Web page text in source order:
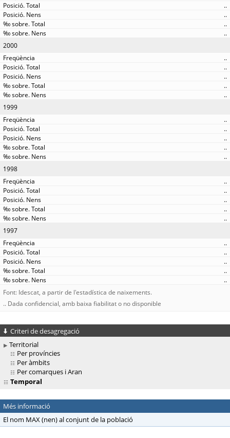
..
..
..
..
2000
..
..
..
..
..
1999
..
..
..
..
..
1998
..
..
..
..
..
1997
..
..
..
..
..
Font: Idescat, a partir de l'estadística de naixements.
.. Dada confidencial, amb baixa fiabilitat o no disponible
Criteri de desagregació
Territorial
Per províncies
Per àmbits
Per comarques i Aran
Temporal
Més informació
El nom MAX (nen) al conjunt de la població